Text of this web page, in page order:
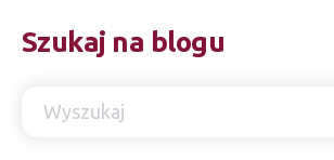
Szukaj na blogu